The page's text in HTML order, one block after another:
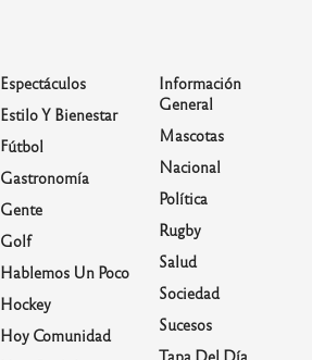
Espectáculos
Estilo Y Bienestar
Fútbol
Gastronomía
Gente
Golf
Hablemos Un Poco
Hockey
Hoy Comunidad
Información
General
Mascotas
Nacional
Política
Rugby
Salud
Sociedad
Sucesos